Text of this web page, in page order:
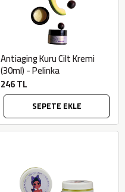
Antiaging Kuru Cilt Kremi
(30ml) - Pelinka
246 TL
SEPETE EKLE